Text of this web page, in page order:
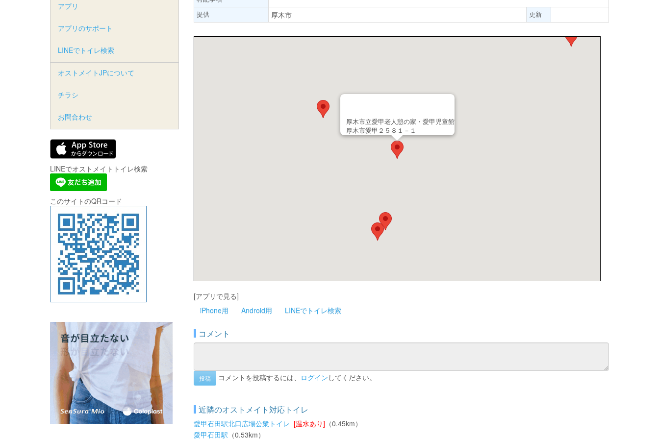
提供
厚木市 更新
厚木市立愛甲老人憩の家・愛甲児童館
厚木市愛甲２５８１－１
[アプリで見る]
iPhone用
Android用 LINEでトイレ検索
コメント
投稿 コメントを投稿するには、 ログイン してください。
近隣のオストメイト対応トイレ
愛甲石田駅北口広場公衆トイレ [温水あり] （0.45km）
愛甲石田駅 （0.53km）
アプリ
アプリのサポート
LINEでトイレ検索
オストメイトJPについて
チラシ
お問合わせ
LINEでオストメイトトイレ検索
このサイトのQRコード